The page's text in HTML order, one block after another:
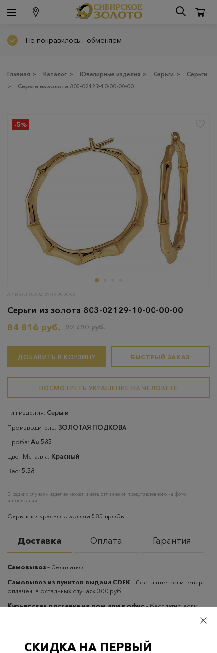
Не понравилось - обменяем
Главная > Каталог > Ювелирные изделия > Серьги >
Серьги
>
Серьги из золота 803-02129-10-00-00-00
-5%
АРТИКУЛ: 803-02129-10-00-00-00
Серьги из золота 803-02129-10-00-00-00
84 816 руб.
89 280 руб.
ДОБАВИТЬ В КОРЗИНУ БЫСТРЫЙ ЗАКАЗ
ПОСМОТРЕТЬ УКРАШЕНИЕ НА ЧЕЛОВЕКЕ
Тип изделия: Серьги
Производитель: ЗОЛОТАЯ ПОДКОВА
Проба: Au 585
Цвет Металла: Красный
Вес: 5.58
В редких случаях изделие может иметь отличие от представленного на фото
и в описании
Серьги из красного золота 585 пробы
Доставка Оплата Гарантия
Самовывоз – бесплатно
Самовывоз из пунктов выдачи CDEK– бесплатно если товар
оплачен, в остальных случаях 300 руб.
Курьерская доставка на дом или в офис– бесплатно если
СКИДКА НА ПЕРВЫЙ